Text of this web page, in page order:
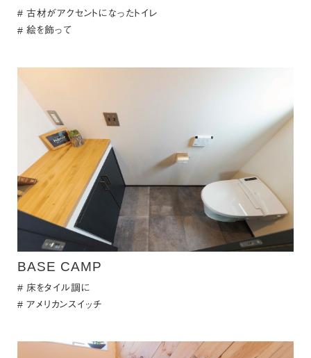
古材がアクセントになったトイレ
絵を飾って
BASE CAMP
床をタイル調に
アメリカンスイッチ